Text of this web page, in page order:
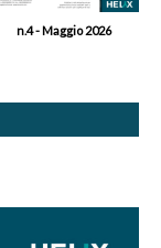
n.4 - Maggio 2026